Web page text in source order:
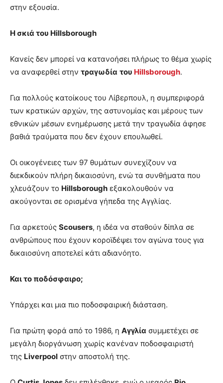
στην εξουσία.
Η σκιά του Hillsborough
Κανείς δεν μπορεί να κατανοήσει πλήρως το θέμα χωρίς
να αναφερθεί στην τραγωδία του Hillsborough.
Για πολλούς κατοίκους του Λίβερπουλ, η συμπεριφορά
των κρατικών αρχών, της αστυνομίας και μέρους των
εθνικών μέσων ενημέρωσης μετά την τραγωδία άφησε
βαθιά τραύματα που δεν έχουν επουλωθεί.
Οι οικογένειες των 97 θυμάτων συνεχίζουν να
διεκδικούν πλήρη δικαιοσύνη, ενώ τα συνθήματα που
χλευάζουν το Hillsborough εξακολουθούν να
ακούγονται σε ορισμένα γήπεδα της Αγγλίας.
Για αρκετούς Scousers, η ιδέα να σταθούν δίπλα σε
ανθρώπους που έχουν κοροϊδέψει τον αγώνα τους για
δικαιοσύνη αποτελεί κάτι αδιανόητο.
Και το ποδόσφαιρο;
Υπάρχει και μια πιο ποδοσφαιρική διάσταση.
Για πρώτη φορά από το 1986, η Αγγλία συμμετέχει σε
μεγάλη διοργάνωση χωρίς κανέναν ποδοσφαιριστή
της Liverpool στην αποστολή της.